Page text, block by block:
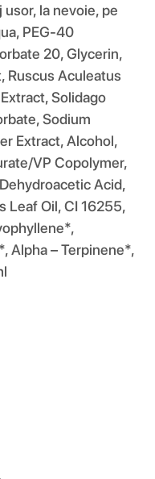
la nevoie, pe
PEG-40
20, Glycerin,
Ruscus Aculeatus
Solidago
Sodium
Extract, Alcohol,
VP Copolymer,
Acid,
Leaf Oil, CI 16255,
Alpha – Terpinene*,